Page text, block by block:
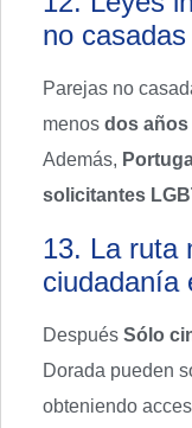
no
Parejas no
menos dos años
Además,
solicitantes
13. La ruta
ciudadanía
Después Sólo
Dorada pueden
obteniendo